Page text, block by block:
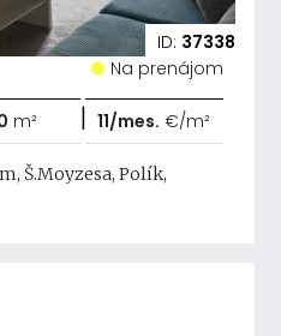
ID: 37338
Na prenájom
m² | 11/mes. €/m²
Š.Moyzesa, Polík,